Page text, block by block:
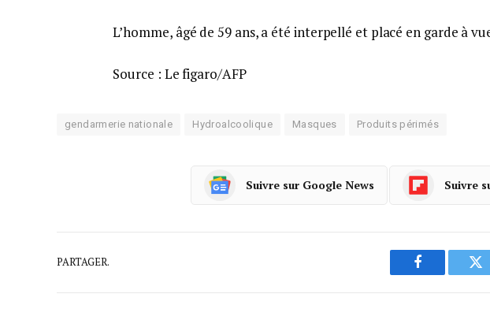
L’homme, âgé de 59 ans, a été interpellé et placé en garde à
Source : Le figaro/AFP
gendarmerie nationale Hydroalcoolique Masques Produits périmés
Suivre sur Google News Suivre
PARTAGER.
Facebook